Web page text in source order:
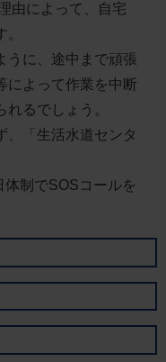
由によって、自宅
うに、途中まで頑張
によって作業を中断
るでしょう。
、「生活水道センタ
制でSOSコールを